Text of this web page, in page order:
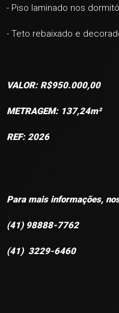
- Piso laminado nos
- Teto rebaixado e
VALOR: R$950.000,00
METRAGEM: 137,24m²
REF: 2026
Para mais informações,
(41) 98888-7762
(41) 3229-6460